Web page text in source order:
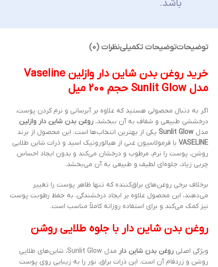
باشد.
توضیحاتتوضیحات تکمیلینظرات (0)
خرید روغن بدن شاین دار وازلین Vaseline
مدل Sunlit Glow حجم 200 میل
اگر به دنبال محصولی هستید که علاوه بر آبرسانی و نرم کردن پوست،
درخششی طبیعی و شفاف به آن ببخشد، روغن بدن شاین دار وازلین
مدل Sunlit Glow یکی از بهترین انتخاب‌ها است. این محصول از برند
VASELINE با فرمولاسیون غنی از هیالورونیک اسید و ذرات شاین طلایی
روشن، پوست را نرم، مرطوب و درخشان می‌کند و بدون ایجاد احساس
چربی زیاد، جلوه‌ای لطیف و طبیعی به آن می‌بخشد.
برخلاف برخی روغن‌های براق‌کننده که تنها ظاهر پوست را تغییر
می‌دهند، این محصول علاوه بر ایجاد درخشندگی، به حفظ رطوبت پوست
نیز کمک می‌کند و برای استفاده روزانه کاملاً مناسب است.
روغن بدن شاین دار با جلوه طلایی روشن
ویژگی اصلی روغن بدن شاین دار
مدل Sunlit Glow، شاین‌های طلایی
روشن و زردفام آن است. این ذرات براق، نور را به زیبایی روی پوست